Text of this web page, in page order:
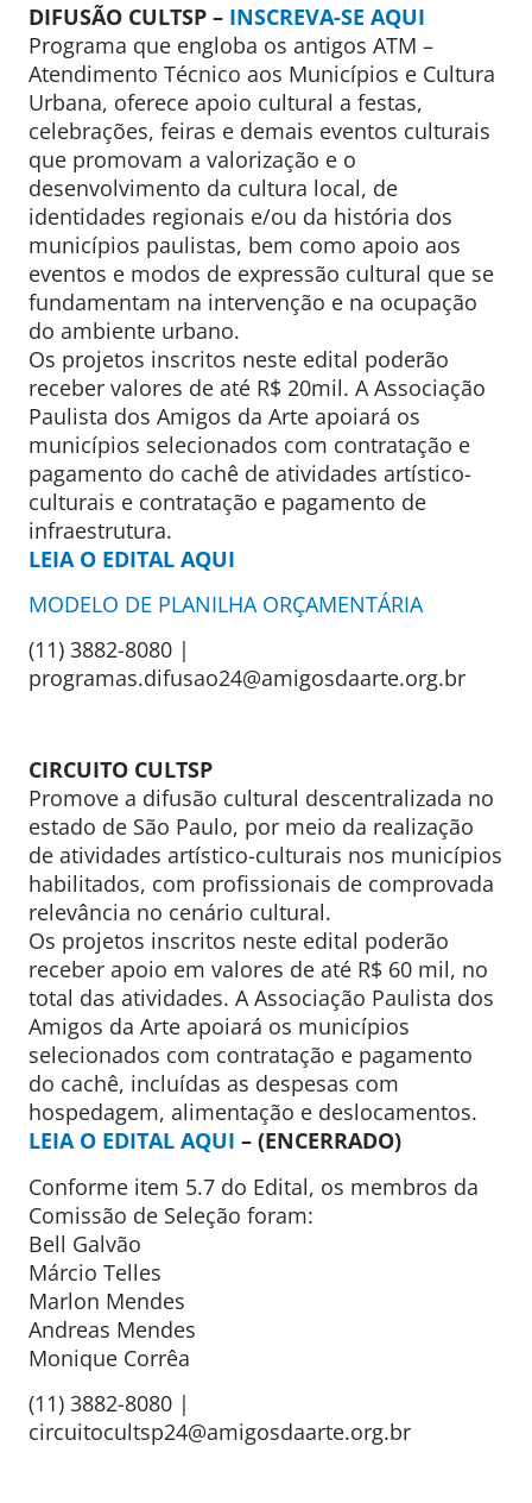
DIFUSÃO CULTSP – INSCREVA-SE AQUI
Programa que engloba os antigos ATM –
Atendimento Técnico aos Municípios e Cultura
Urbana, oferece apoio cultural a festas,
celebrações, feiras e demais eventos culturais
que promovam a valorização e o
desenvolvimento da cultura local, de
identidades regionais e/ou da história dos
municípios paulistas, bem como apoio aos
eventos e modos de expressão cultural que se
fundamentam na intervenção e na ocupação
do ambiente urbano.
Os projetos inscritos neste edital poderão
receber valores de até R$ 20mil. A Associação
Paulista dos Amigos da Arte apoiará os
municípios selecionados com contratação e
pagamento do cachê de atividades artístico-
culturais e contratação e pagamento de
infraestrutura.
LEIA O EDITAL AQUI
MODELO DE PLANILHA ORÇAMENTÁRIA
(11) 3882-8080 |
programas.difusao24@amigosdaarte.org.br
CIRCUITO CULTSP
Promove a difusão cultural descentralizada no
estado de São Paulo, por meio da realização
de atividades artístico-culturais nos municípios
habilitados, com profissionais de comprovada
relevância no cenário cultural.
Os projetos inscritos neste edital poderão
receber apoio em valores de até R$ 60 mil, no
total das atividades. A Associação Paulista dos
Amigos da Arte apoiará os municípios
selecionados com contratação e pagamento
do cachê, incluídas as despesas com
hospedagem, alimentação e deslocamentos.
LEIA O EDITAL AQUI – (ENCERRADO)
Conforme item 5.7 do Edital, os membros da
Comissão de Seleção foram:
Bell Galvão
Márcio Telles
Marlon Mendes
Andreas Mendes
Monique Corrêa
(11) 3882-8080 |
circuitocultsp24@amigosdaarte.org.br